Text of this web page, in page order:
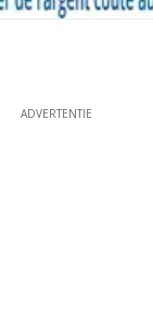
ADVERTENTIE